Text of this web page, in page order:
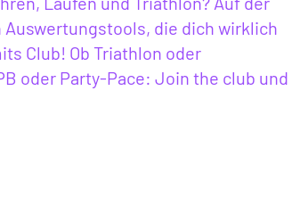
die dich wirklich
Club! Ob Triathlon oder
oder Party-Pace: Join the club und